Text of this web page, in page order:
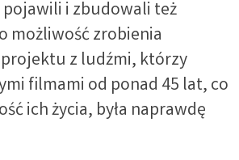
i zbudowali też
możliwość zrobienia
z ludźmi, którzy
filmami od ponad 45 lat, co
ich życia, była naprawdę